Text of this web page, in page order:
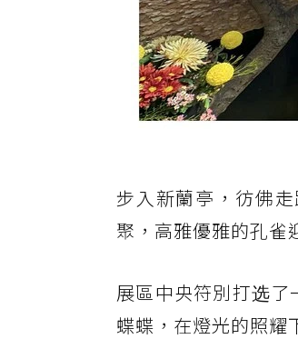
步入新蘭亭，彷佛
聚，高雅優雅的孔雀
展區中央符別打选
蝶蝶，在燈光的照耀